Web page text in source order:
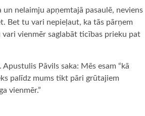
nelaimju apņemtajā pasaulē, neviens
Bet tu vari nepieļaut, ka tās pārņem
vienmēr saglabāt ticības prieku pat
Pāvils saka: Mēs esam “kā
palīdz mums tikt pāri grūtajiem
vienmēr.”